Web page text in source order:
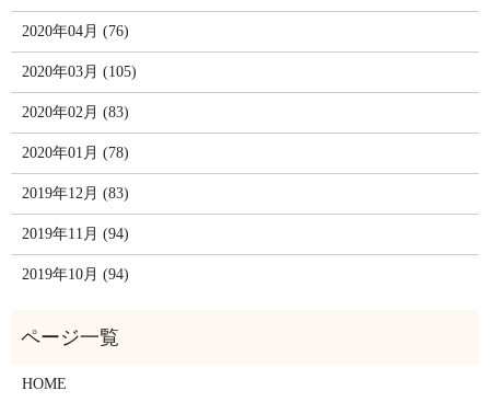
2020年04月 (76)
2020年03月 (105)
2020年02月 (83)
2020年01月 (78)
2019年12月 (83)
2019年11月 (94)
2019年10月 (94)
HOME